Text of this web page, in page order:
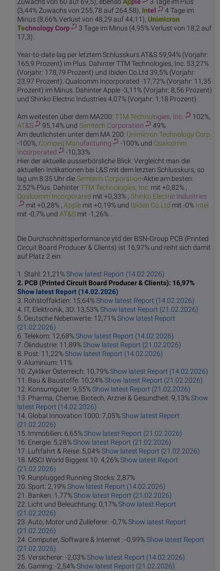
(3,44% Zuwachs von 255,78 auf 264,58), Intel
4 Tage im
Minus (8,66% Verlust von 48,29 auf 44,11), Unimicron
Technology Corp
3 Tage im Minus (4,95% Verlust von 18,2 auf
17,3).
Year-to-date lag per letztem Schlusskurs AT&S 59,94% (Vorjahr:
165,9 Prozent) im Plus. Dahinter TTM Technologies, Inc. 53,27%
(Vorjahr: 178,79 Prozent) und Ibiden Co.Ltd 39,5% (Vorjahr:
23,97 Prozent). Qualcomm Incorporated -17,72% (Vorjahr: 11,35
Prozent) im Minus. Dahinter Apple -3,11% (Vorjahr: 8,56 Prozent)
und Shinko Electric Industries 4,07% (Vorjahr: 1,18 Prozent).
Am weitesten über dem MA200: TTM Technologies, Inc.
102%,
AT&S 95,14% und Semtech Corporation
49%.
Am deutlichsten unter dem MA 200: Unimicron Technology Corp
-100%, Compeq Manufacturing -100% und Qualcomm
Incorporated
-10,33%.
Hier der aktuelle ausserbörsliche Blick. Vergleicht man die
aktuellen Indikationen bei L&S mit dem letzten Schlusskurs, so
lag um 8:35 Uhr dieSemtech Corporation-Aktie am besten:
2,52% Plus. DahinterTTM Technologies, Inc. mit +0,82% ,
Qualcomm Incorporated mit +0,33% , Shinko Electric Industries
mit +0,28% , Apple mit +0,19% und Ibiden Co.Ltd mit -0% Intel
mit -0,7% und AT&S mit -1,26% .
Die Durchschnittsperformance ytd der BSN-Group PCB (Printed
Circuit Board Producer & Clients) ist 16,97% und reiht sich damit
auf Platz 2 ein:
1. Stahl: 21,21%Show latest Report (14.02.2026)
2. PCB (Printed Circuit Board Producer & Clients): 16,97%
Show latest Report (14.02.2026)
3. Rohstoffaktien: 15,64%Show latest Report (14.02.2026)
4. IT, Elektronik, 3D: 13,53%Show latest Report (21.02.2026)
5. Deutsche Nebenwerte: 12,71%Show latest Report
(21.02.2026)
6. Telekom: 12,68%Show latest Report (14.02.2026)
7. Ölindustrie: 11,89%Show latest Report (21.02.2026)
8. Post: 11,22%Show latest Report (14.02.2026)
9. Aluminium: 11%
10. Zykliker Österreich: 10,79%Show latest Report (14.02.2026)
11. Bau & Baustoffe: 10,24%Show latest Report (21.02.2026)
12. Konsumgüter: 9,55%Show latest Report (21.02.2026)
13. Pharma, Chemie, Biotech, Arznei & Gesundheit: 9,13%Show
latest Report (14.02.2026)
14. Global Innovation 1000: 7,05%Show latest Report
(21.02.2026)
15. Immobilien: 6,65%Show latest Report (21.02.2026)
16. Energie: 5,28%Show latest Report (21.02.2026)
17. Luftfahrt & Reise: 5,04%Show latest Report (21.02.2026)
18. MSCI World Biggest 10: 4,26%Show latest Report
(21.02.2026)
19. Runplugged Running Stocks: 2,87%
20. Sport: 2,19%Show latest Report (14.02.2026)
21. Banken: 1,77%Show latest Report (21.02.2026)
22. Licht und Beleuchtung: 0,17%Show latest Report
(21.02.2026)
23. Auto, Motor und Zulieferer: -0,7%Show latest Report
(21.02.2026)
24. Computer, Software & Internet : -0,99%Show latest Report
(21.02.2026)
25. Versicherer: -2,03%Show latest Report (14.02.2026)
26. Gaming: -2,54%Show latest Report (21.02.2026)